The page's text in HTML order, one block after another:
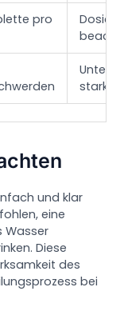
pro
und klar
eine
Wasser
Diese
des
bei